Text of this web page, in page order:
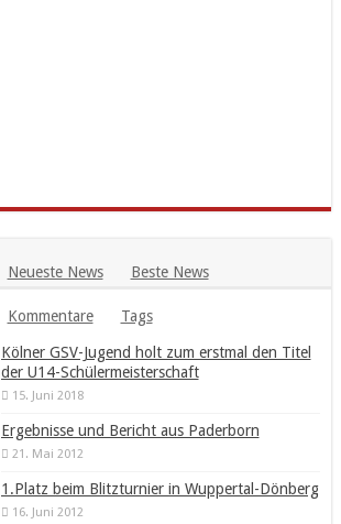
Neueste News Beste News
Kommentare Tags
Kölner GSV-Jugend holt zum erstmal den Titel
der U14-Schülermeisterschaft
15. Juni 2018
Ergebnisse und Bericht aus Paderborn
21. Mai 2012
1.Platz beim Blitzturnier in Wuppertal-Dönberg
16. Juni 2012